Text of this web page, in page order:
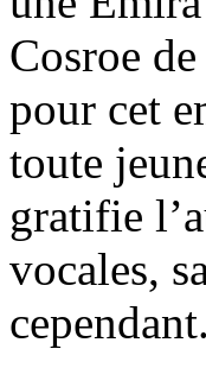
Cosroe
pour cet
toute
gratifie
vocales,
cependant.